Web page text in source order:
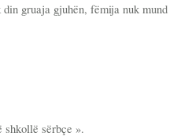
gruaja gjuhën, fëmija nuk mund
sërbçe ».